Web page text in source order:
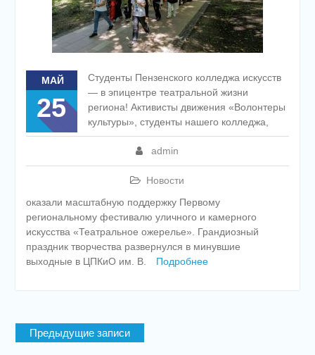
МАЙ
25
admin
Новости
Студенты Пензенского колледжа искусств
— в эпицентре театральной жизни
региона! Активисты движения «Волонтеры
культуры», студенты нашего колледжа,
оказали масштабную поддержку Первому
региональному фестивалю уличного и камерного
искусства «Театральное ожерелье». Грандиозный
праздник творчества развернулся в минувшие
выходные в ЦПКиО им. В.
Подробнее
Навигация
по
Предыдущие записи